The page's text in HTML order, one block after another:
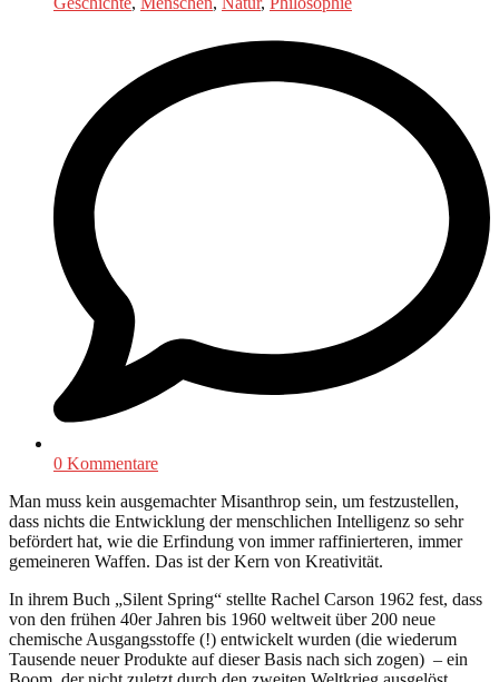
0 Kommentare
Man muss kein ausgemachter Misanthrop sein, um festzustellen,
dass nichts die Entwicklung der menschlichen Intelligenz so sehr
befördert hat, wie die Erfindung von immer raffinierteren, immer
gemeineren Waffen. Das ist der Kern von Kreativität.
In ihrem Buch „Silent Spring“ stellte Rachel Carson 1962 fest, dass
von den frühen 40er Jahren bis 1960 weltweit über 200 neue
chemische Ausgangsstoffe (!) entwickelt wurden (die wiederum
Tausende neuer Produkte auf dieser Basis nach sich zogen) – ein